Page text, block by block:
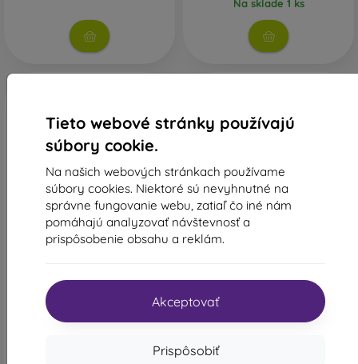
Tieto webové stránky používajú
súbory cookie.
Na našich webových stránkach používame
súbory cookies. Niektoré sú nevyhnutné na
správne fungovanie webu, zatiaľ čo iné nám
pomáhajú analyzovať návštevnosť a
prispôsobenie obsahu a reklám.
Akceptovať
Prispôsobiť
Na sklade 1 ks
-10%
Zľava s
Ochranné sklo na displej
celotvárové + sklo na
fotoaparát Sturdo Rex
Samsung Galaxy S25 Ultra -
-10%
Tactical Impact Barrier for
Rookies pro Samsung
19,40 €